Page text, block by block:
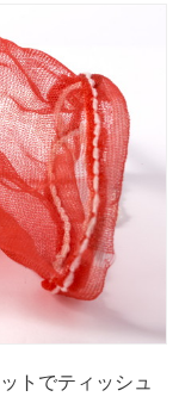
トでティッシュ